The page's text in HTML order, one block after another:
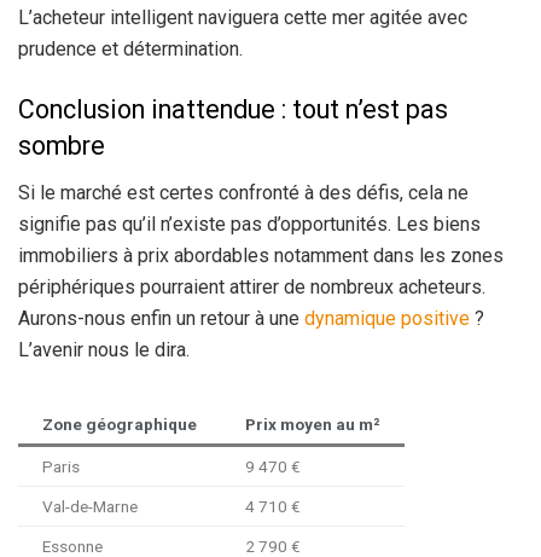
L’acheteur intelligent naviguera cette mer agitée avec
prudence et détermination.
Conclusion inattendue : tout n’est pas
sombre
Si le marché est certes confronté à des défis, cela ne
signifie pas qu’il n’existe pas d’opportunités. Les biens
immobiliers à prix abordables notamment dans les zones
périphériques pourraient attirer de nombreux acheteurs.
Aurons-nous enfin un retour à une dynamique positive ?
L’avenir nous le dira.
Zone géographique Prix moyen au m²
Paris 9 470 €
Val-de-Marne 4 710 €
Essonne 2 790 €